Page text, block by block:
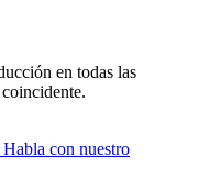
en todas las
con nuestro